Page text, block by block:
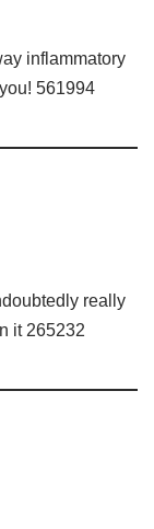
inflammatory
561994
really
it 265232